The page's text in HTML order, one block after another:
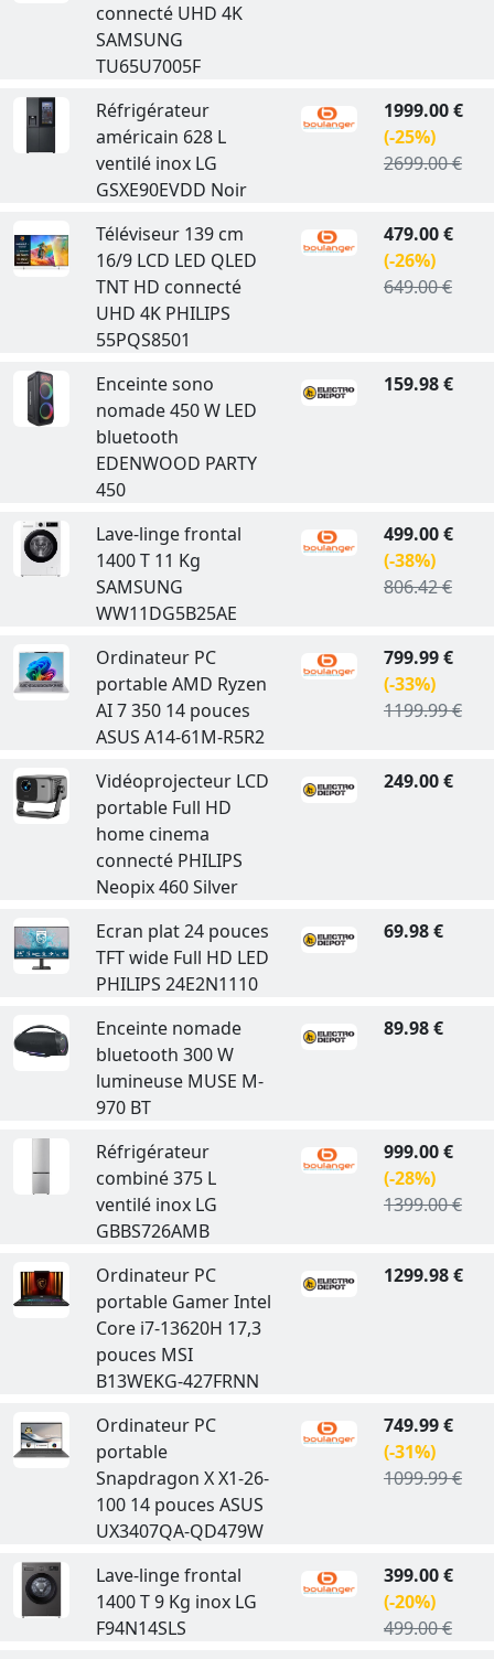
connecté UHD 4K
SAMSUNG
TU65U7005F
Réfrigérateur
américain 628 L
ventilé inox LG
GSXE90EVDD Noir
1999.00 €
(-25%)
2699.00 €
Téléviseur 139 cm
16/9 LCD LED QLED
TNT HD connecté
UHD 4K PHILIPS
55PQS8501
479.00 €
(-26%)
649.00 €
Enceinte sono
nomade 450 W LED
bluetooth
EDENWOOD PARTY
450
159.98 €
Lave-linge frontal
1400 T 11 Kg
SAMSUNG
WW11DG5B25AE
499.00 €
(-38%)
806.42 €
Ordinateur PC
portable AMD Ryzen
AI 7 350 14 pouces
ASUS A14-61M-R5R2
799.99 €
(-33%)
1199.99 €
Vidéoprojecteur LCD
portable Full HD
home cinema
connecté PHILIPS
Neopix 460 Silver
249.00 €
Ecran plat 24 pouces
TFT wide Full HD LED
PHILIPS 24E2N1110
69.98 €
Enceinte nomade
bluetooth 300 W
lumineuse MUSE M-
970 BT
89.98 €
Réfrigérateur
combiné 375 L
ventilé inox LG
GBBS726AMB
999.00 €
(-28%)
1399.00 €
Ordinateur PC
portable Gamer Intel
Core i7-13620H 17,3
pouces MSI
B13WEKG-427FRNN
1299.98 €
Ordinateur PC
portable
Snapdragon X X1-26-
100 14 pouces ASUS
UX3407QA-QD479W
749.99 €
(-31%)
1099.99 €
Lave-linge frontal
1400 T 9 Kg inox LG
F94N14SLS
399.00 €
(-20%)
499.00 €